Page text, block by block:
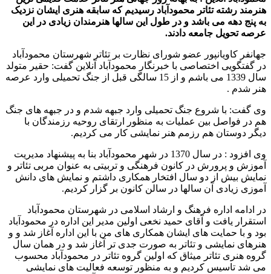
هنرمند رشته تئاتر محمودآباد رسیدیم که سابقه هنری ایشان نزدیک
به پنج دهه می باشد و در طول این سالها هنرمندان زیادی در این
عرصه تحویل جامعه دادند.
جهانفر کاویانپور عضو شورای نظارت بر تئاتر شهرستان محمودآباد
در گفتگویی اختصاصی با خبرنگار محمودآباد آنلاین گفت: حقیر متولد
سال 1339 می باشم و از 15 سالگی قبل از جنگ تحمیلی وارد عرصه
هنر شدم .
وی گفت: با شروع جنگ تحمیلی وارد جبهه شدم و در جبهه های جنگ
هم در فواصل بین عملیات به منظور ارتقای روحیه رزمندگان با
دیگر دوستان هم رزمم هنر نمایشی کار می کردیم.
وی افزود : در سال 1370 در شهر محمودآباد بنا به پیشنهاد مدیریت
آموزش و پرورش در کانون فرهنگی و تربیتی به عنوان مربی تئاتر و
نمایش بیش از دو سال افتخار همکاری داشتم و نمایش های دانش
آموزی زیادی آن سالها در سالن کانون بر گزار کردیم.
در ادامه اداره فرهنگ و ارشاد اسلامی در شهرستان محمودآباد
استقرار یافت و آقای حمید نخعی اولین مدیر این اداره در محمودآباد
بود و با حمایت های ایشان همکاری های من با این اداره آغاز شد و و
هنرهای نمایشی و تئاتر به صورت جدی تر آغاز شد و در همان سال
گروه هنری تئاتر میثاق که اولین گروه تئاتر در محمودآباد محسوب
می شد تاسیس کردیم و به منظور توسعه فعالیت های نمایشی